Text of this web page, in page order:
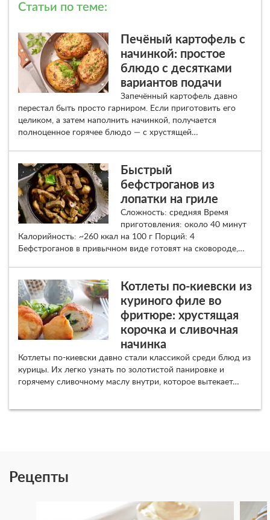
Статьи по теме:
Печёный картофель с
начинкой: простое
блюдо с десятками
вариантов подачи
Запечённый картофель давно
перестал быть просто гарниром. Если приготовить его
целиком, а затем наполнить начинкой, получается
полноценное горячее блюдо — с хрустящей…
Быстрый
бефстроганов из
лопатки на гриле
Сложность: средняя Время
приготовления: около 40 минут
Калорийность: ~260 ккал на 100 г Порций: 4
Бефстроганов в привычном виде готовят на сковороде,…
Котлеты по-киевски из
куриного филе во
фритюре: хрустящая
корочка и сливочная
начинка
Котлеты по-киевски давно стали классикой среди блюд из
курицы. Их легко узнать по золотистой панировке и
горячему сливочному маслу внутри, которое вытекает…
Рецепты